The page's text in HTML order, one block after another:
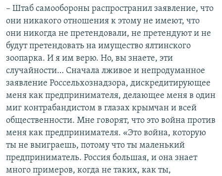
– Штаб самообороны распространил заявление, что
они никакого отношения к этому не имеют, что
они никогда не претендовали, не претендуют и не
будут претендовать на имущество ялтинского
зоопарка. И я им верю. Но, вы знаете, эти
случайности… Сначала лживое и непродуманное
заявление Россельхознадзора, дискредитирующее
меня как предпринимателя, делающее меня в один
миг контрабандистом в глазах крымчан и всей
общественности. Мне говорят, что это война против
меня как предпринимателя. «Это война, которую
ты не выиграешь, потому что ты маленький
предприниматель. Россия большая, и она знает
много примеров, когда не таких, как ты,